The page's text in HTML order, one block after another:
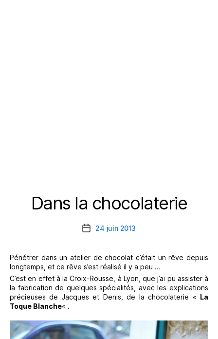
Catégories
Dans la chocolaterie
Date24 juin 2013
Pénétrer dans un atelier de chocolat c’était un rêve depuis
longtemps, et ce rêve s’est réalisé il y a peu …
C’est en effet à la Croix-Rousse, à Lyon, que j’ai pu assister à
la fabrication de quelques spécialités, avec les explications
précieuses de Jacques et Denis, de la chocolaterie « La
Toque Blanche« .